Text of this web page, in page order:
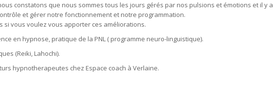
constatons que nous sommes tous les jours gérés par nos pulsions et émotions et il y a
et gérer notre fonctionnement et notre programmation.
si vous voulez vous apporter ces améliorations.
en hypnose, pratique de la PNL ( programme neuro-linguistique).
(Reiki, Lahochi).
hypnotherapeutes chez Espace coach à Verlaine.